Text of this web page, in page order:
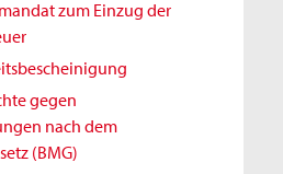
zum Einzug der
gegen
nach dem
(BMG)